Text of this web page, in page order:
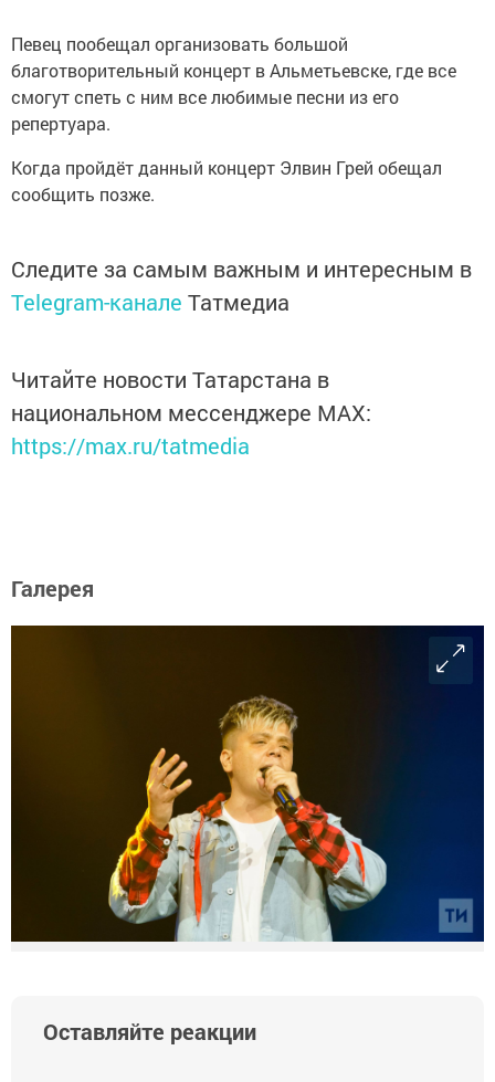
Певец пообещал организовать большой
благотворительный концерт в Альметьевске, где все
смогут спеть с ним все любимые песни из его
репертуара.
Когда пройдёт данный концерт Элвин Грей обещал
сообщить позже.
Следите за самым важным и интересным в
Telegram-канале Татмедиа
Читайте новости Татарстана в
национальном мессенджере MАХ:
https://max.ru/tatmedia
Галерея
Оставляйте реакции